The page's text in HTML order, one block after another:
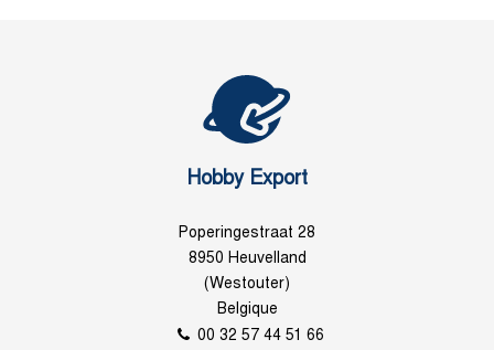
Hobby Export
Poperingestraat 28
8950 Heuvelland
(Westouter)
Belgique
00 32 57 44 51 66